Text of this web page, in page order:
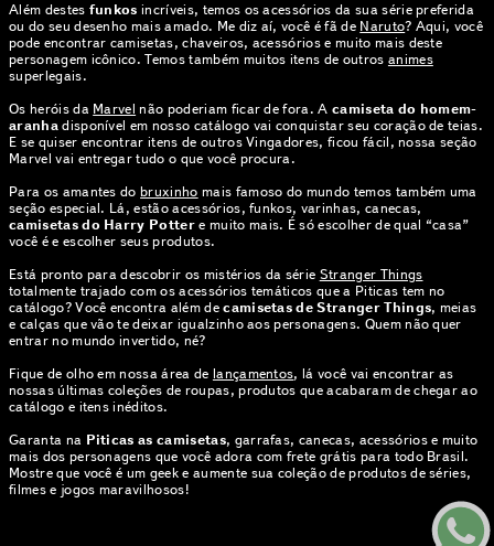
Além destes funkos incríveis, temos os acessórios da sua série preferida
ou do seu desenho mais amado. Me diz aí, você é fã de Naruto? Aqui, você
pode encontrar camisetas, chaveiros, acessórios e muito mais deste
personagem icônico. Temos também muitos itens de outros animes
superlegais.
Os heróis da Marvel não poderiam ficar de fora. Acamiseta do homem-
aranhadisponível em nosso catálogo vai conquistar seu coração de teias.
E se quiser encontrar itens de outros Vingadores, ficou fácil, nossa seção
Marvel vai entregar tudo o que você procura.
Para os amantes dobruxinho mais famoso do mundo temos também uma
seção especial. Lá, estão acessórios, funkos, varinhas, canecas,
camisetas do Harry Potter e muito mais. É só escolher de qual “casa”
você é e escolher seus produtos.
Está pronto para descobrir os mistérios da série Stranger Things
totalmente trajado com os acessórios temáticos que a Piticas tem no
catálogo? Você encontra além decamisetas de Stranger Things, meias
e calças que vão te deixar igualzinho aos personagens. Quem não quer
entrar no mundo invertido, né?
Fique de olho em nossa área de lançamentos, lá você vai encontrar as
nossas últimas coleções de roupas, produtos que acabaram de chegar ao
catálogo e itens inéditos.
Garanta na Piticas as camisetas, garrafas, canecas, acessórios e muito
mais dos personagens que você adora com frete grátis para todo Brasil.
Mostre que você é um geek e aumente sua coleção de produtos de séries,
filmes e jogos maravilhosos!